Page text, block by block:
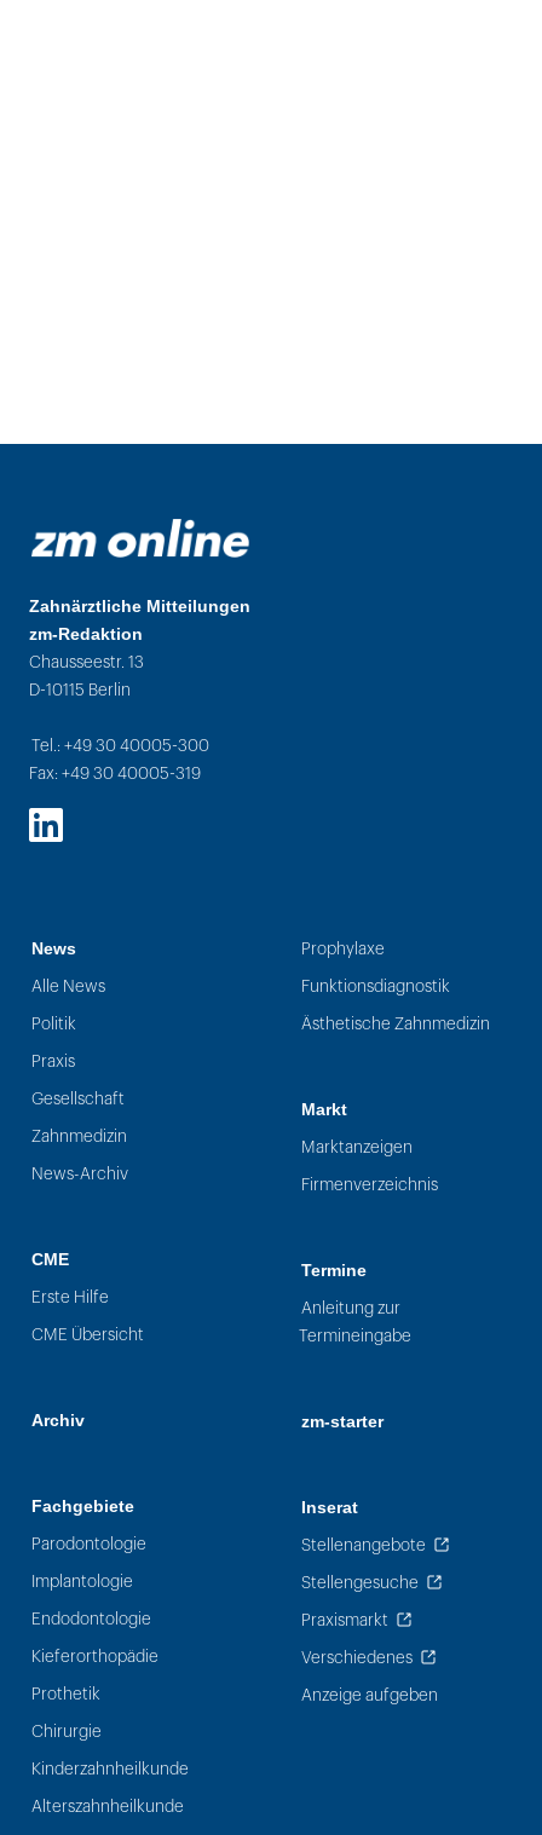
Zahnärztliche Mitteilungen
zm-Redaktion
Chausseestr. 13
D-10115 Berlin
Tel.: +49 30 40005-300
Fax: +49 30 40005-319
LinkedIn
News
Alle News
Politik
Praxis
Gesellschaft
Zahnmedizin
News-Archiv
CME
Erste Hilfe
CME Übersicht
Archiv
Fachgebiete
Parodontologie
Implantologie
Endodontologie
Kieferorthopädie
Prothetik
Chirurgie
Kinderzahnheilkunde
Alterszahnheilkunde
Prophylaxe
Funktionsdiagnostik
Ästhetische Zahnmedizin
Markt
Marktanzeigen
Firmenverzeichnis
Termine
Anleitung zur
Termineingabe
zm-starter
Inserat
Stellenangebote
Stellengesuche
Praxismarkt
Verschiedenes
Anzeige aufgeben